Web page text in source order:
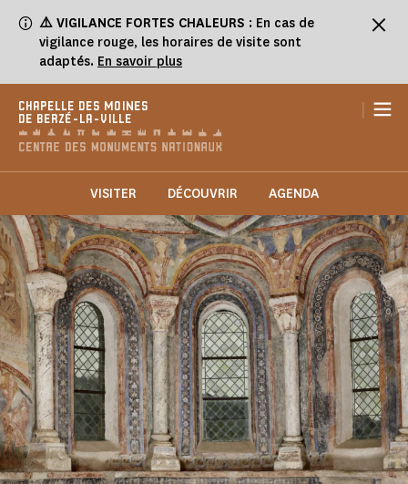
⚠️ VIGILANCE FORTES CHALEURS : En cas de
vigilance rouge, les horaires de visite sont
adaptés. En savoir plus
CHAPELLE DES MOINES
DE BERZÉ-LA-VILLE
|
VISITER DÉCOUVRIR AGENDA